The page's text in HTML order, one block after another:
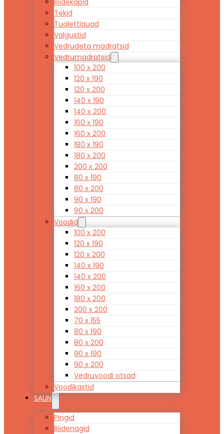
Riidekapid
Tekid
Tualettlauad
Valgustid
Vedrudeta madratsid
Vedrumadratsid
100 x 200
120 x 190
120 x 200
140 x 190
140 x 200
160 x 190
160 x 200
180 x 190
180 x 200
200 x 200
80 x 190
80 x 200
90 x 190
90 x 200
Voodid
100 x 200
120 x 190
120 x 200
140 x 190
140 x 200
160 x 200
180 x 200
200 x 200
70 x 155
80 x 190
80 x 200
90 x 190
90 x 200
Vedruvoodi otsad
Voodikastid
SAUN
Pingid
Riidenagid